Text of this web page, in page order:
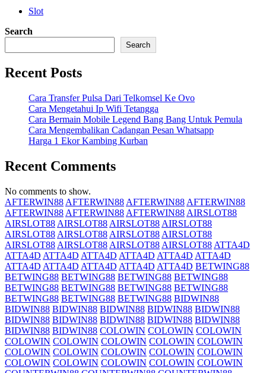
Slot
Search
Search
Recent Posts
Cara Transfer Pulsa Dari Telkomsel Ke Ovo
Cara Mengetahui Ip Wifi Tetangga
Cara Bermain Mobile Legend Bang Bang Untuk Pemula
Cara Mengembalikan Cadangan Pesan Whatsapp
Harga 1 Ekor Kambing Kurban
Recent Comments
No comments to show.
AFTERWIN88 AFTERWIN88 AFTERWIN88 AFTERWIN88
AFTERWIN88 AFTERWIN88 AFTERWIN88 AIRSLOT88
AIRSLOT88 AIRSLOT88 AIRSLOT88 AIRSLOT88
AIRSLOT88 AIRSLOT88 AIRSLOT88 AIRSLOT88
AIRSLOT88 AIRSLOT88 AIRSLOT88 AIRSLOT88 ATTA4D
ATTA4D ATTA4D ATTA4D ATTA4D ATTA4D ATTA4D
ATTA4D ATTA4D ATTA4D ATTA4D ATTA4D BETWING88
BETWING88 BETWING88 BETWING88 BETWING88
BETWING88 BETWING88 BETWING88 BETWING88
BETWING88 BETWING88 BETWING88 BIDWIN88
BIDWIN88 BIDWIN88 BIDWIN88 BIDWIN88 BIDWIN88
BIDWIN88 BIDWIN88 BIDWIN88 BIDWIN88 BIDWIN88
BIDWIN88 BIDWIN88 COLOWIN COLOWIN COLOWIN
COLOWIN COLOWIN COLOWIN COLOWIN COLOWIN
COLOWIN COLOWIN COLOWIN COLOWIN COLOWIN
COLOWIN COLOWIN COLOWIN COLOWIN COLOWIN